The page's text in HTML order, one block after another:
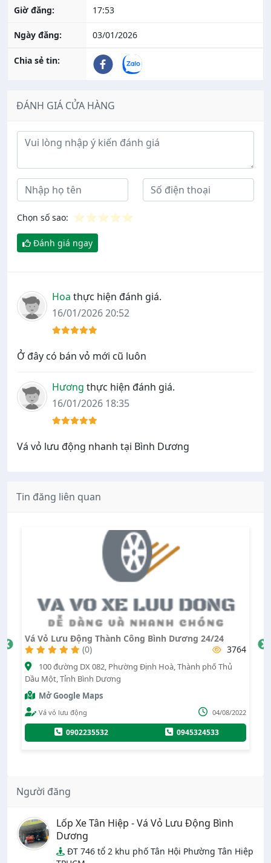
Giờ đăng: 17:53
Ngày đăng: 03/01/2026
Chia sẻ tin:
ĐÁNH GIÁ CỬA HÀNG
Ý kiến đánh giá
Chọn số sao: ⭐⭐⭐⭐⭐
Đánh giá ngay
Hoa thực hiện đánh giá.
16/01/2026 20:52
Ở đây có bán vỏ mới cũ luôn
Hương thực hiện đánh giá.
16/01/2026 18:35
Vá vỏ lưu động nhanh tại Bình Dương
Tin đăng liên quan
Vá Vỏ Lưu Động Thành Công Bình Dương 24/24
(0)
3764
100 đường DX 082, Phường Định Hoà, Thành phố Thủ
Dầu Một, Tỉnh Bình Dương
Mở Google Maps
Vá vỏ lưu động 04/08/2022
0902235532 0945324533
Người đăng
Lốp Xe Tân Hiệp - Vá Vỏ Lưu Động Bình
Dương
ĐT 746 tổ 2 khu phố Tân Hội Phường Tân Hiệp